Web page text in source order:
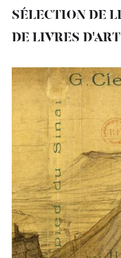
SÉLECTION DE
DE LIVRES